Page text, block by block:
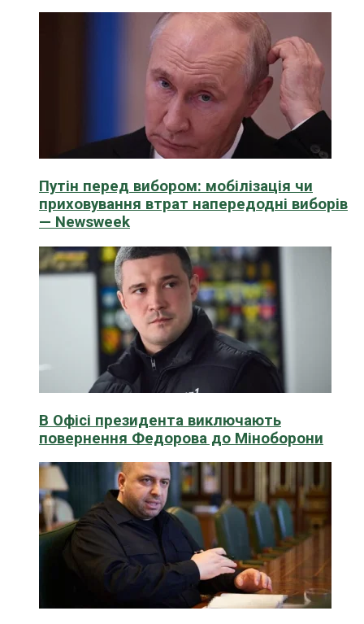
Путін перед вибором: мобілізація чи
приховування втрат напередодні виборів
— Newsweek
В Офісі президента виключають
повернення Федорова до Міноборони